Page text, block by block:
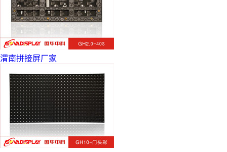
渭南拼接屏厂家